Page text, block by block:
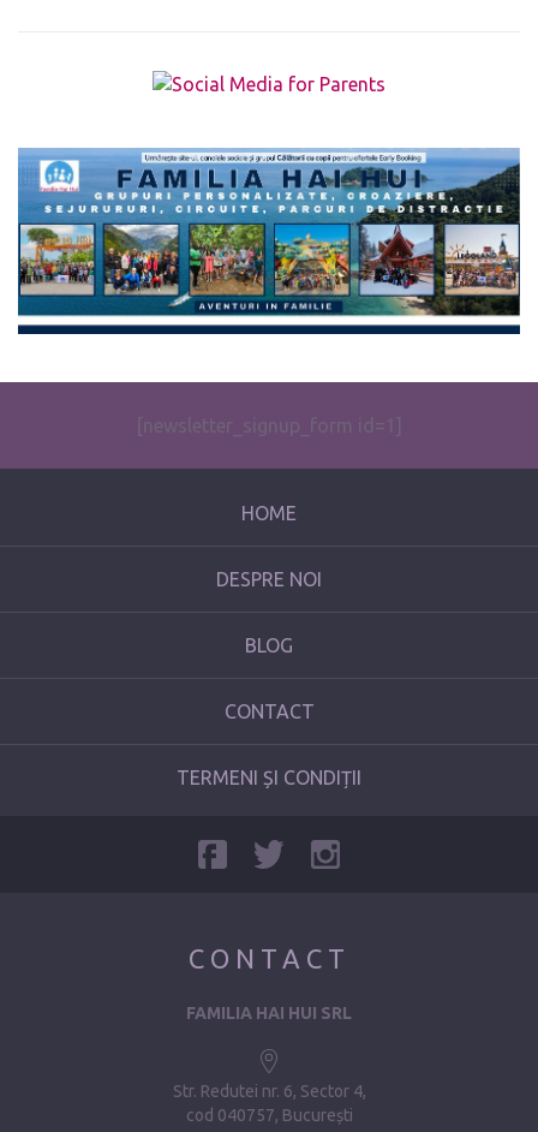
The form you have selected does not exist.
[newsletter_signup_form id=1]
HOME
DESPRE NOI
BLOG
CONTACT
TERMENI ȘI CONDIȚII
CONTACT
FAMILIA HAI HUI SRL
Str. Redutei nr. 6, Sector 4
cod 040757, București